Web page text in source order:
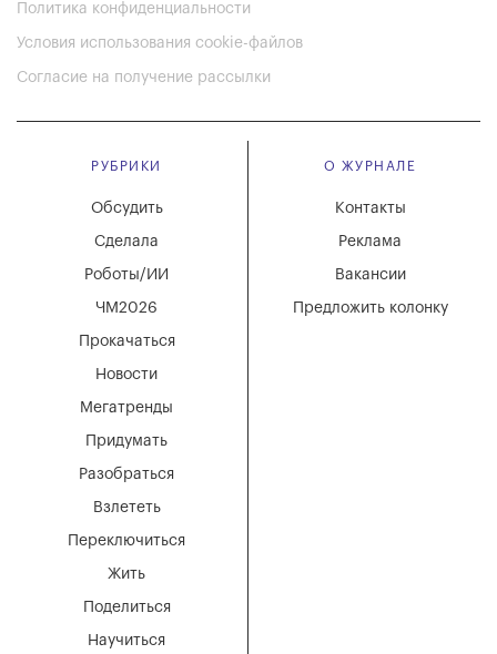
Политика конфиденциальности
Условия использования cookie-файлов
Согласие на получение рассылки
РУБРИКИ
Мегатренды
Придумать
Разобраться
Взлететь
Новости
Переключиться
Жить
Поделиться
Научиться
Обсудить
Сделала
Роботы/ИИ
ЧМ2026
Прокачаться
О ЖУРНАЛЕ
Вакансии
Реклама
Контакты
Предложить колонку